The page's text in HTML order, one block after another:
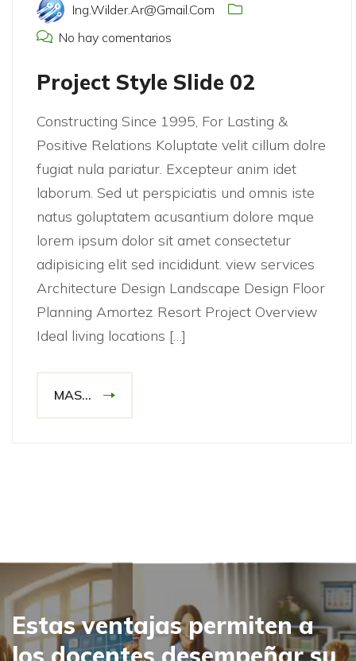
Ing.wilder.ar@gmail.com
No hay comentarios
Project Style Slide 02
Constructing Since 1995, For Lasting &
Positive Relations Koluptate velit cillum dolre
fugiat nula pariatur. Excepteur anim idet
laborum. Sed ut perspiciatis und omnis iste
natus goluptatem acusantium dolore mque
lorem ipsum dolor sit amet consectetur
adipisicing elit sed incididunt. view services
Architecture Design Landscape Design Floor
Planning Amortez Resort Project Overview
Ideal living locations […]
MAS...
Estas ventajas permiten a